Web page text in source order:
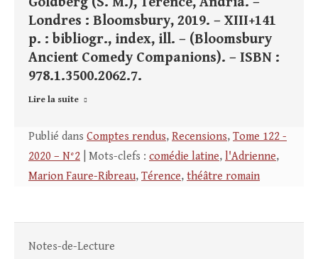
Londres : Bloomsbury, 2019. – XIII+141
p. : bibliogr., index, ill. – (Bloomsbury
Ancient Comedy Companions). – ISBN :
978.1.3500.2062.7.
Lire la suite
Publié dans Comptes rendus, Recensions, Tome 122 -
2020 – N°2 | Mots-clefs : comédie latine, l'Adrienne,
Marion Faure-Ribreau, Térence, théâtre romain
Notes-de-Lecture